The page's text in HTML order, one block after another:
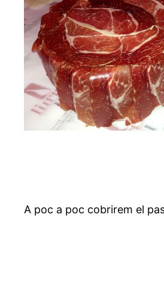
A poc a poc cobrirem el